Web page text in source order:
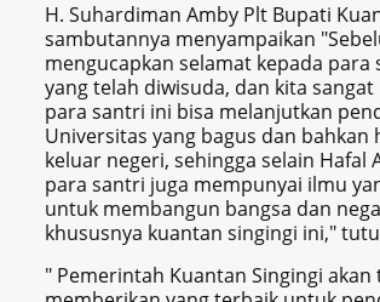
H. Suhardiman Amby Plt Bupati
sambutannya menyampaikan
mengucapkan selamat kepada para
yang telah diwisuda, dan kita
para santri ini bisa melanjutkan
Universitas yang bagus dan bahkan
keluar negeri, sehingga selain Hafal
para santri juga mempunyai ilmu
untuk membangun bangsa dan
khususnya kuantan singingi ini,"
" Pemerintah Kuantan Singingi akan